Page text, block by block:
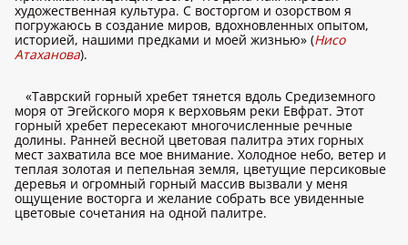
художественная культура. С восторгом и озорством я
погружаюсь в создание миров, вдохновленных опытом,
историей, нашими предками и моей жизнью» (Нисо
Атаханова).
«Таврский горный хребет тянется вдоль Средиземного
моря от Эгейского моря к верховьям реки Евфрат. Этот
горный хребет пересекают многочисленные речные
долины. Ранней весной цветовая палитра этих горных
мест захватила все мое внимание. Холодное небо, ветер и
теплая золотая и пепельная земля, цветущие персиковые
деревья и огромный горный массив вызвали у меня
ощущение восторга и желание собрать все увиденные
цветовые сочетания на одной палитре.